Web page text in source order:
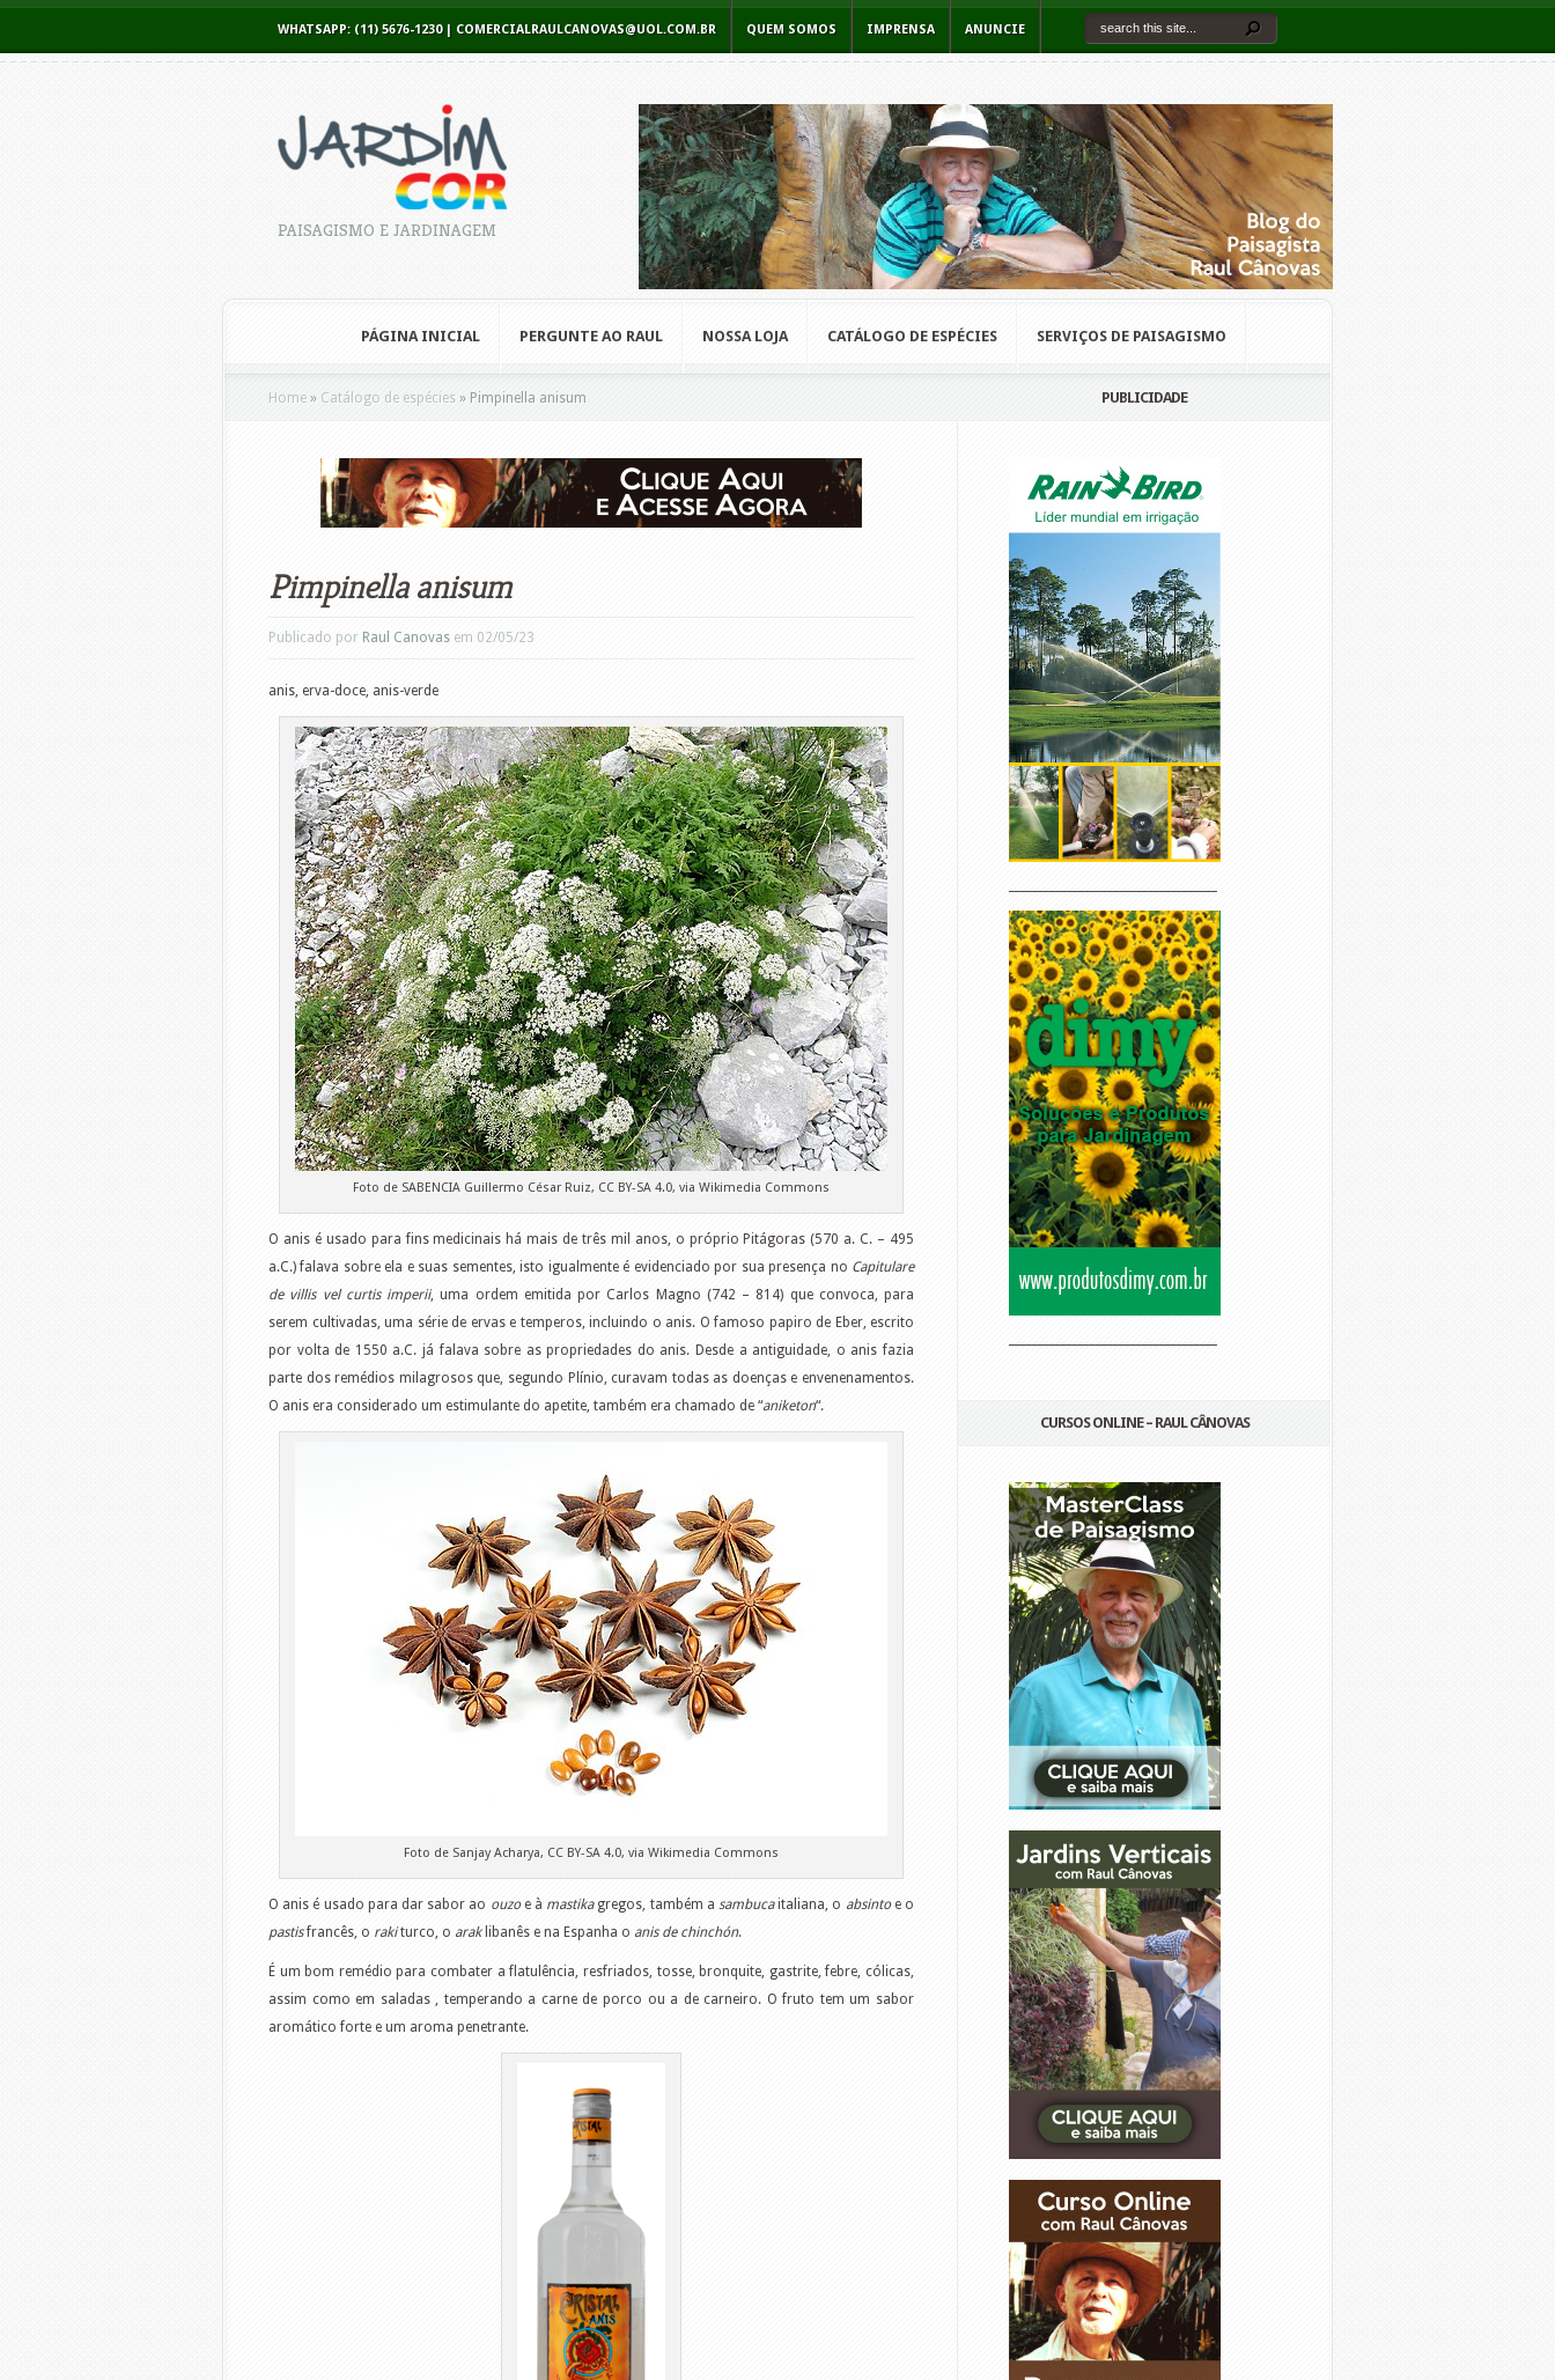
WHATSAPP: (11) 5676-1230 | COMERCIALRAULCANOVAS@UOL.COM.BR QUEM SOMOS IMPRENSA ANUNCIE
PAISAGISMO E JARDINAGEM
PÁGINA INICIAL PERGUNTE AO RAUL NOSSA LOJA CATÁLOGO DE ESPÉCIES SERVIÇOS DE PAISAGISMO
Home » Catálogo de espécies » Pimpinella anisum
Pimpinella anisum
Publicado por Raul Canovas em 02/05/23
anis, erva-doce, anis-verde
Foto de SABENCIA Guillermo César Ruiz, CC BY-SA 4.0, via Wikimedia Commons
O anis é usado para fins medicinais há mais de três mil anos, o próprio Pitágoras (570 a. C. – 495
a.C.) falava sobre ela e suas sementes, isto igualmente é evidenciado por sua presença no Capitulare
de villis vel curtis imperii, uma ordem emitida por Carlos Magno (742 – 814) que convoca, para
serem cultivadas, uma série de ervas e temperos, incluindo o anis. O famoso papiro de Eber, escrito
por volta de 1550 a.C. já falava sobre as propriedades do anis. Desde a antiguidade, o anis fazia
parte dos remédios milagrosos que, segundo Plínio, curavam todas as doenças e envenenamentos.
O anis era considerado um estimulante do apetite, também era chamado de “aniketon“.
Foto de Sanjay Acharya, CC BY-SA 4.0, via Wikimedia Commons
O anis é usado para dar sabor ao ouzoe à mastikagregos, também asambucaitaliana, o absintoe o
pastisfrancês, o rakiturco, o arak libanês e na Espanha o anis de chinchón.
É um bom remédio para combater a flatulência, resfriados, tosse, bronquite, gastrite, febre, cólicas,
assim como em saladas , temperando a carne de porco ou a de carneiro. O fruto tem um sabor
aromático forte e um aroma penetrante.
PUBLICIDADE
CURSOS ONLINE – RAUL CÂNOVAS